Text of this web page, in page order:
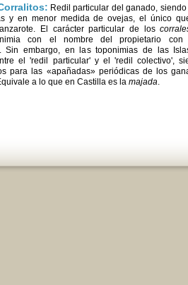
Redil particular del ganado, siendo
y en menor medida de ovejas, el único
El carácter particular de los
con el nombre del propietario con
Sin embargo, en las toponimias de las
el 'redil particular' y el 'redil colectivo',
para las «apañadas» periódicas de los
a lo que en Castilla es la majada.